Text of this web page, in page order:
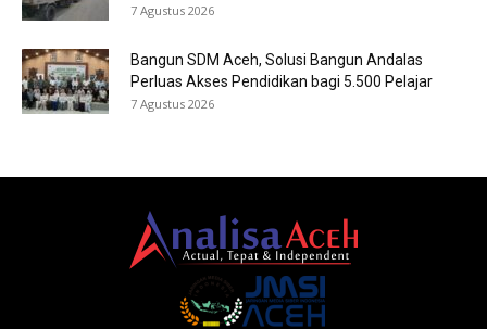
7 Agustus 2026
Bangun SDM Aceh, Solusi Bangun Andalas
Perluas Akses Pendidikan bagi 5.500 Pelajar
7 Agustus 2026